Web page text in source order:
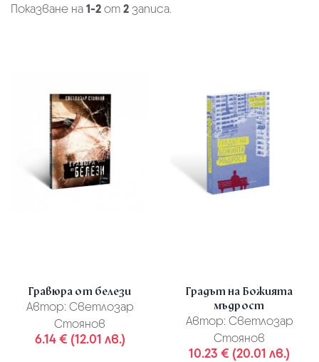
Показване на1-2от2записа.
Гравюра от белези
Автор: Светлозар
Стоянов
6.14 € (12.01 лв.)
Градът на Божията
мъдрост
Автор: Светлозар
Стоянов
10.23 € (20.01 лв.)